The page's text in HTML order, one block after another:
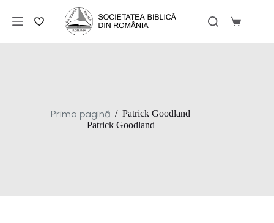
conținut
Coș
Prima pagină / Patrick Goodland
Patrick Goodland